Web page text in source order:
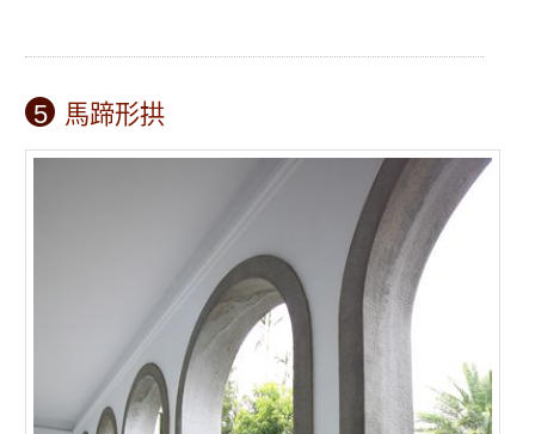
5 馬蹄形拱